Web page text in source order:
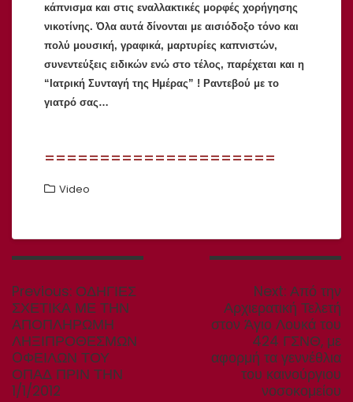
κάπνισμα και στις εναλλακτικές μορφές χορήγησης
νικοτίνης. Όλα αυτά δίνονται με αισιόδοξο τόνο και
πολύ μουσική, γραφικά, μαρτυρίες καπνιστών,
συνεντεύξεις ειδικών ενώ στο τέλος, παρέχεται και η
“Ιατρική Συνταγή της Ημέρας” ! Ραντεβού με το
γιατρό σας…
=====================
Video
Πλοήγηση
Previous: Previous
post:
ΟΔΗΓΙΕΣ
ΣΧΕΤΙΚΑ ΜΕ ΤΗΝ
ΑΠΟΠΛΗΡΩΜΗ
ΛΗΞΙΠΡΟΘΕΣΜΩΝ
OΦΕΙΛΩΝ ΤΟΥ
ΟΠΑΔ ΠΡΙΝ ΤΗΝ
1/1/2012
Next: Next
post:
Από την
Αρχιερατική Τελετή
στον Άγιο Λουκά του
424 ΓΣΝΘ, με
αφορμή τα γεννέθλια
του καινούργιου
νοσοκομείου